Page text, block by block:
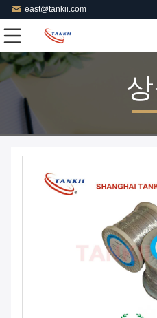
east@tankii.com